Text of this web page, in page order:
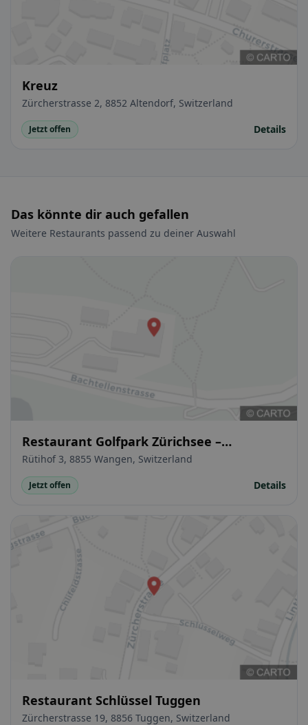
Kreuz
Zürcherstrasse 2, 8852 Altendorf, Switzerland
Jetzt offen Details
Das könnte dir auch gefallen
Weitere Restaurants passend zu deiner Auswahl
Restaurant Golfpark Zürichsee –
Öffentliches Restaurant. Terrasse.
Bankett. Seminar
Rütihof 3, 8855 Wangen, Switzerland
Jetzt offen Details
Restaurant Schlüssel Tuggen
Zürcherstrasse 19, 8856 Tuggen, Switzerland